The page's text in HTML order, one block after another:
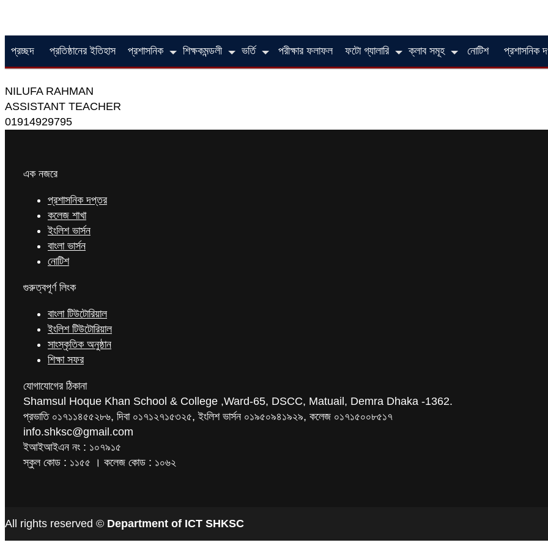
প্রচ্ছদ প্রতিষ্ঠানের ইতিহাস প্রশাসনিক শিক্ষকমন্ডলী ভর্তি পরীক্ষার ফলাফল ফটো গ্যালারি ক্লাব সমূহ নোটিশ প্রশাসনিক
NILUFA RAHMAN
ASSISTANT TEACHER
01914929795
এক নজরে
প্রশাসনিক দপ্তর
কলেজ শাখা
ইংলিশ ভার্সন
বাংলা ভার্সন
নোটিশ
গুরুত্বপূর্ণ লিংক
বাংলা টিউটোরিয়াল
ইংলিশ টিউটোরিয়াল
সাংস্কৃতিক অনুষ্ঠান
শিক্ষা সফর
যোগাযোগের ঠিকানা
Shamsul Hoque Khan School & College ,Ward-65, DSCC, Matuail, Demra Dhaka -1362.
প্রভাতি ০১৭১১৪৫৫২৮৬, দিবা ০১৭১২৭১৫৩২৫, ইংলিশ ভার্সন ০১৯৫০৯৪১৯২৯, কলেজ ০১৭১৫০০৮৫১৭
info.shksc@gmail.com
ইআইআইএন নং : ১০৭৯১৫
স্কুল কোড : ১১৫৫ । কলেজ কোড : ১০৬২
All rights reserved © Department of ICT SHKSC